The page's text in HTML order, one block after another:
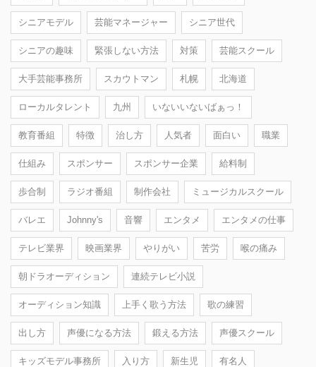
シニアモデル 芸能マネージャー シニア世代
シニアの趣味 緊張しない方法 対策 芸能スクール
大手芸能事務所 スカウトマン 札幌 北海道
ローカルタレント 九州 いないいないばぁっ！
教育番組 特徴 治し方 人気者 面白い 職業
仕組み スポンサー スポンサー企業 給料制
歩合制 ラジオ番組 制作会社 ミュージカルスクール
バレエ Johnny's 音響 エンタメ エンタメの仕事
テレビ業界 映画業界 やりがい 苦労 喉の痛み
朝ドラオーディション 連続テレビ小説
オーディション知識 上手く歌う方法 歌の練習
出し方 声優になる方法 鍛える方法 声優スクール
キッズモデル事務所 入り方 新生児 有名人